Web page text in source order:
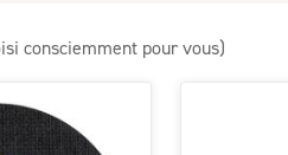
consciemment pour vous)